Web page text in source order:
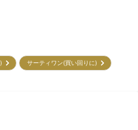
)
サーティワン(買い回りに)